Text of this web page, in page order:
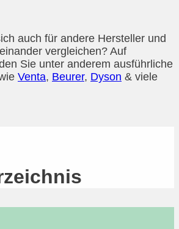
auch für andere Hersteller und
vergleichen? Auf
Sie unter anderem ausführliche
Venta, Beurer, Dyson & viele